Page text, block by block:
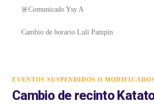
🚨Comunicado Ysy A
Cambio de horario Luli Pampín
EVENTOS SUSPENDIDOS O
Cambio de recinto